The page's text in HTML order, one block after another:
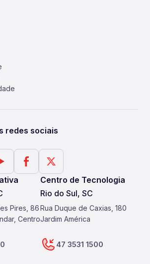
redes sociais
Pires, 86
Centro
Centro de Tecnologia
Rio do Sul, SC
Rua Duque de Caxias, 180
Jardim América
47 3531 1500